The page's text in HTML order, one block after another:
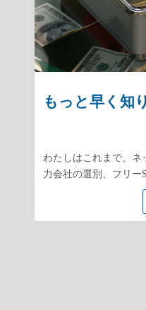
もっと早く知
わたしはこれまで、ネ
力会社の選別、フリ